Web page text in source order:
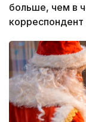
больше, чем в
корреспондент